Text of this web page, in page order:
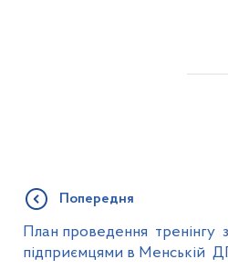
Попередня
План проведення тренінгу з
підприємцями в Менській